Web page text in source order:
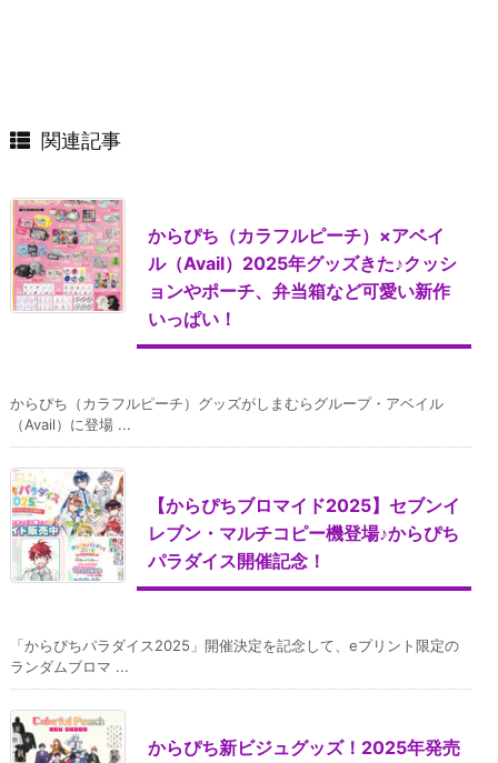
関連記事
からぴち（カラフルピーチ）×アベイ
ル（Avail）2025年グッズきた♪クッシ
ョンやポーチ、弁当箱など可愛い新作
いっぱい！
からぴち（カラフルピーチ）グッズがしまむらグループ・アベイル
（Avail）に登場 ...
【からぴちブロマイド2025】セブンイ
レブン・マルチコピー機登場♪からぴち
パラダイス開催記念！
「からぴちパラダイス2025」開催決定を記念して、eプリント限定の
ランダムブロマ ...
からぴち新ビジュグッズ！2025年発売